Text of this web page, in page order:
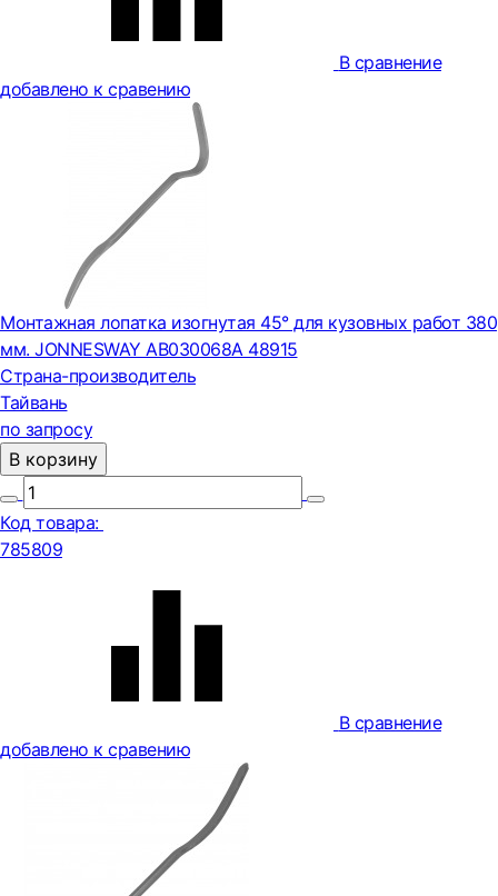
В сравнение
добавлено к сравению
Монтажная лопатка изогнутая 45° для кузовных работ 380
мм. JONNESWAY AB030068A 48915
Страна-производитель
Тайвань
по запросу
В корзину
Код товара:
785809
В сравнение
добавлено к сравению